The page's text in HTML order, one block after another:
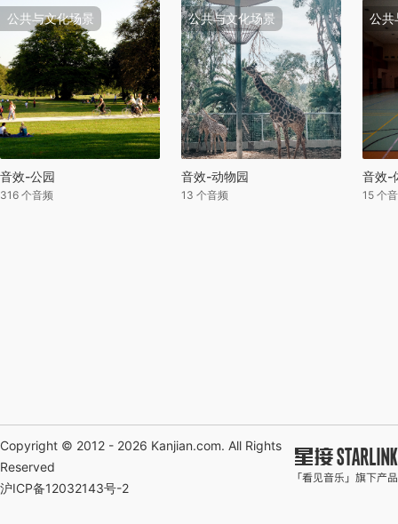
公共与文化场景
音效-公园
316 个音频
公共与文化场景
音效-动物园
13 个音频
公共
音效-
15 个
Copyright © 2012 - 2026 Kanjian.com. All Rights
Reserved
沪ICP备12032143号-2